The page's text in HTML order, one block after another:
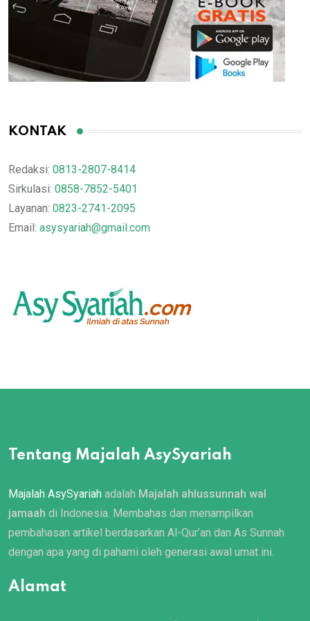
KONTAK
Redaksi: 0813-2807-8414
Sirkulasi: 0858-7852-5401
Layanan: 0823-2741-2095
Email: asysyariah@gmail.com
Tentang Majalah AsySyariah
Majalah AsySyariah adalah Majalah ahlussunnah wal
jamaah di Indonesia. Membahas dan menampilkan
pembahasan artikel berdasarkan Al-Qur’an dan As Sunnah
dengan apa yang di pahami oleh generasi awal umat ini.
Alamat